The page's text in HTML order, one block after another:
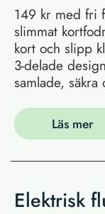
149 kr med fri
slimmat
kort och slipp
3-delade
samlade,
Läs mer
Elektrisk